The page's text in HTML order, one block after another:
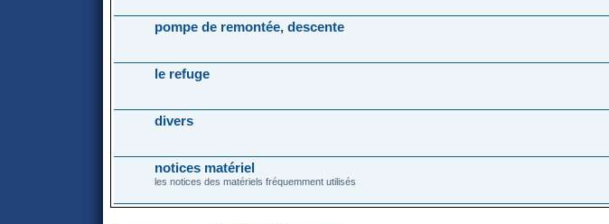
pompe de remontée, descente
le refuge
divers
notices matériel
les notices des matériels fréquemment utilisés